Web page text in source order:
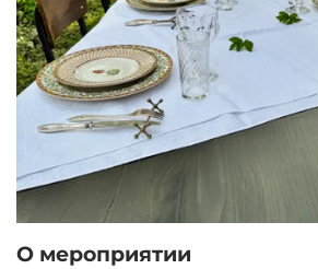
О мероприятии